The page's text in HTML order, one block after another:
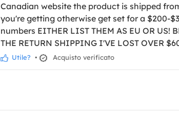
Canadian website the product is shipped
you're getting otherwise get set for a $200-
numbers EITHER LIST THEM AS EU OR US!
THE RETURN SHIPPING I'VE LOST OVER
Utile? • Acquisto verificato